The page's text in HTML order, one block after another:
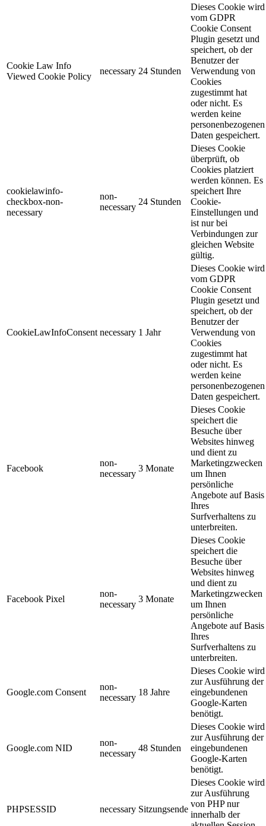
Cookie Law Info
Viewed Cookie Policy
necessary 24 Stunden
Dieses Cookie wird
vom GDPR
Cookie Consent
Plugin gesetzt und
speichert, ob der
Benutzer der
Verwendung von
Cookies
zugestimmt hat
oder nicht. Es
werden keine
personenbezogenen
Daten gespeichert.
cookielawinfo-
checkbox-non-
necessary
non-
necessary
24 Stunden
Dieses Cookie
überprüft, ob
Cookies platziert
werden können. Es
speichert Ihre
Cookie-
Einstellungen und
ist nur bei
Verbindungen zur
gleichen Website
gültig.
CookieLawInfoConsent necessary 1 Jahr
Dieses Cookie wird
vom GDPR
Cookie Consent
Plugin gesetzt und
speichert, ob der
Benutzer der
Verwendung von
Cookies
zugestimmt hat
oder nicht. Es
werden keine
personenbezogenen
Daten gespeichert.
Facebook
non-
necessary
3 Monate
Dieses Cookie
speichert die
Besuche über
Websites hinweg
und dient zu
Marketingzwecken
um Ihnen
persönliche
Angebote auf Basis
Ihres
Surfverhaltens zu
unterbreiten.
Facebook Pixel
non-
necessary
3 Monate
Dieses Cookie
speichert die
Besuche über
Websites hinweg
und dient zu
Marketingzwecken
um Ihnen
persönliche
Angebote auf Basis
Ihres
Surfverhaltens zu
unterbreiten.
Google.com Consent
non-
necessary
18 Jahre
Dieses Cookie wird
zur Ausführung der
eingebundenen
Google-Karten
benötigt.
Google.com NID
non-
necessary
48 Stunden
Dieses Cookie wird
zur Ausführung der
eingebundenen
Google-Karten
benötigt.
PHPSESSID necessary Sitzungsende
Dieses Cookie wird
zur Ausführung
von PHP nur
innerhalb der